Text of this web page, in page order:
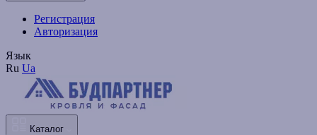
Регистрация
Авторизация
Язык
Ru Ua
Каталог